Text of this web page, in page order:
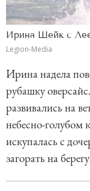
Ирина Шейк с
Legion-Media
Ирина надела
рубашку
развивались на
небесно-
искупалась с
загорать на